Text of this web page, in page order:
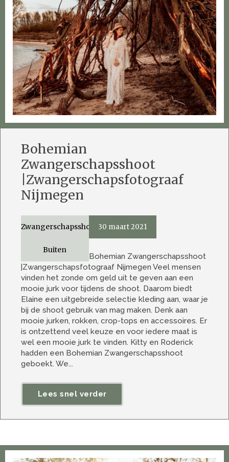
Bohemian
Zwangerschapsshoot
|Zwangerschapsfotograaf
Nijmegen
30 maart 2021
Zwangerschapsshoot
Buiten
Bohemian Zwangerschapsshoot
|Zwangerschapsfotograaf Nijmegen Veel mensen
vinden het zonde om geld uit te geven aan een
mooie jurk voor tijdens de shoot. Daarom biedt
Elaine een uitgebreide selectie kleding aan, waar je
bij de shoot gebruik van mag maken. Denk aan
mooie jurken, rokken, crop-tops en accessoires. Er
is ontzettend veel keuze en voor iedere maat is
wel een mooie jurk te vinden. Kitty en Roderick
hadden een Bohemian Zwangerschapsshoot
geboekt. We...
Lees snel verder